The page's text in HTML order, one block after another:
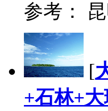
参考：
[
+石林+